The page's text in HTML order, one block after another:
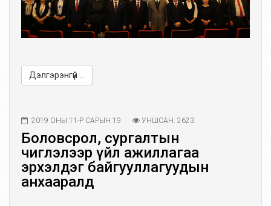
Дэлгэрэнгүй ...
2019 ОНЫ 11-Р САРЫН 19 УНШСАН: 2623
Боловсрол, сургалтын
чиглэлээр үйл ажиллагаа
эрхэлдэг байгууллагуудын
анхааралд